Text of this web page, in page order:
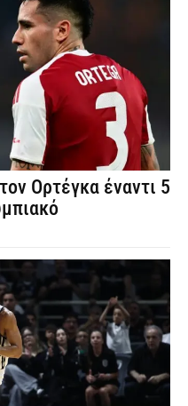
Ορτέγκα έναντι 5